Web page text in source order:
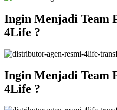
Ingin Menjadi Team
4Life ?
Ingin Menjadi Team
4Life ?